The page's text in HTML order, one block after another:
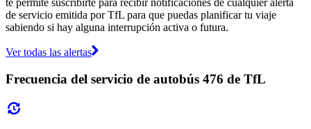
te permite suscribirte para recibir notificaciones de cualquier alerta
de servicio emitida por TfL para que puedas planificar tu viaje
sabiendo si hay alguna interrupción activa o futura.
Ver todas las alertas
Frecuencia del servicio de autobús 476 de TfL